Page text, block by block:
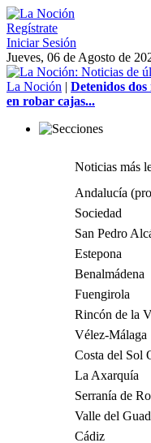
Regístrate
Iniciar Sesión
Jueves, 06 de Agosto de
La Noción | Detenidos
en robar cajas...
Noticias más
Andalucía
Sociedad
San Pedro
Estepona
Benalmádena
Fuengirola
Rincón de la
Vélez-Málaga
Costa del Sol
La Axarquía
Serranía de
Valle del
Cádiz